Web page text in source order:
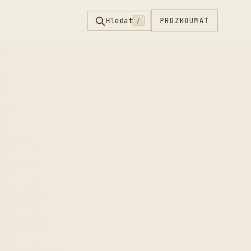
Hledat / PROZKOUMAT